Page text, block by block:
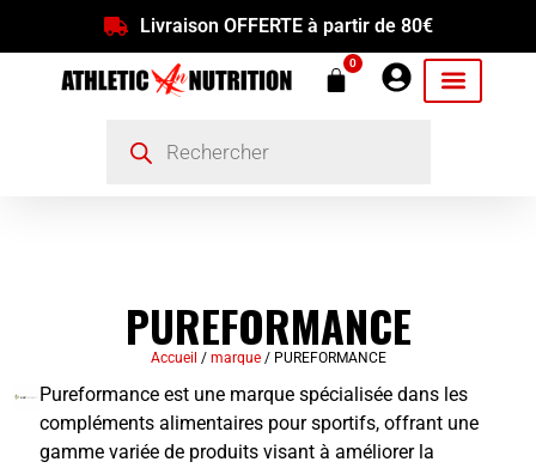
Livraison OFFERTE à partir de 80€
0
PUREFORMANCE
Accueil / marque/ PUREFORMANCE
Pureformance est une marque spécialisée dans les
compléments alimentaires pour sportifs, offrant une
gamme variée de produits visant à améliorer la